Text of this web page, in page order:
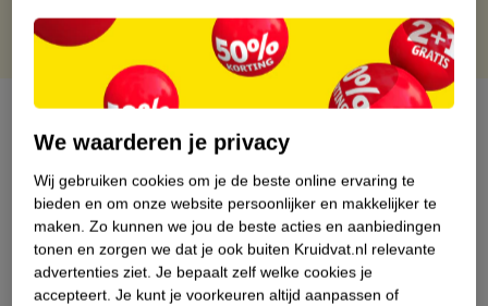
Over dit product
Etiketinformatie
Nature Impact Score
We waarderen je privacy
Wij gebruiken cookies om je de beste online ervaring te
bieden en om onze website persoonlijker en makkelijker te
maken. Zo kunnen we jou de beste acties en aanbiedingen
tonen en zorgen we dat je ook buiten Kruidvat.nl relevante
advertenties ziet. Je bepaalt zelf welke cookies je
accepteert. Je kunt je voorkeuren altijd aanpassen of